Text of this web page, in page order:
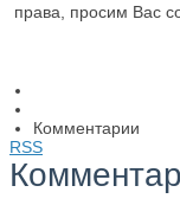
права, просим Вас
Комментарии
RSS